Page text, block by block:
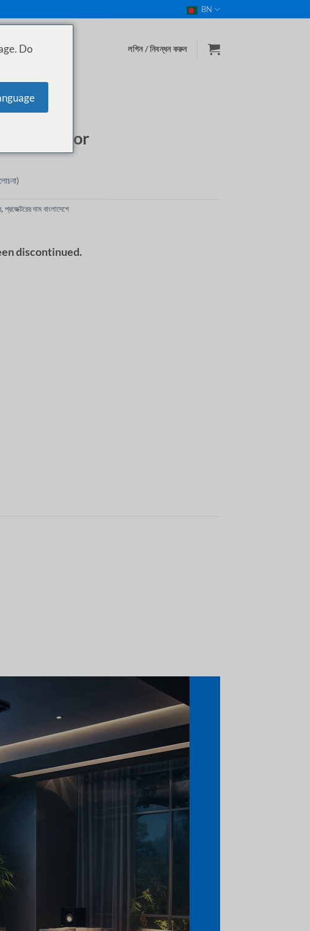
BN
লগিন / নিবন্ধন করুন
Projector
, প্রজেক্টরের দাম বাংলাদেশে
discontinued.
Do